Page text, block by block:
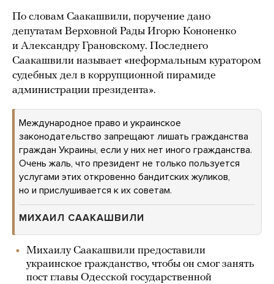
По словам Саакашвили, поручение дано
депутатам Верховной Рады Игорю Кононенко
и Александру Грановскому. Последнего
Саакашвили называет «неформальным куратором
судебных дел в коррупционной пирамиде
администрации президента».
Международное право и украинское
законодательство запрещают лишать гражданства
граждан Украины, если у них нет иного гражданства.
Очень жаль, что президент не только пользуется
услугами этих откровенно бандитских жуликов,
но и прислушивается к их советам.
МИХАИЛ СААКАШВИЛИ
Михаилу Саакашвили предоставили
украинское гражданство, чтобы он смог занять
пост главы Одесской государственной